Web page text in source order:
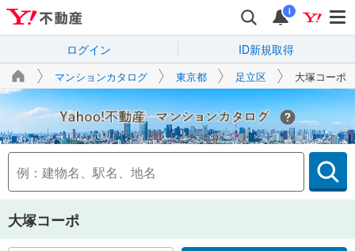
i
ログイン ID新規取得
マンションカタログ 東京都 足立区 大塚コーポ
Yahoo!不動産
大塚コーポ